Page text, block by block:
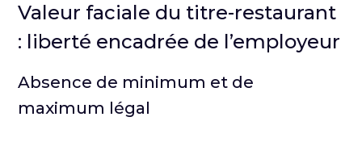
Valeur faciale du titre-restaurant
: liberté encadrée de l’employeur
Absence de minimum et de
maximum légal